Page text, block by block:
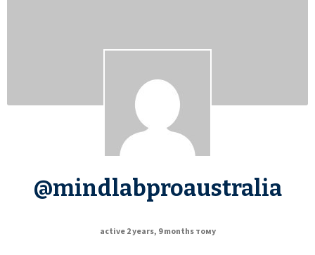
@mindlabproaustralia
active 2 years, 9 months тому